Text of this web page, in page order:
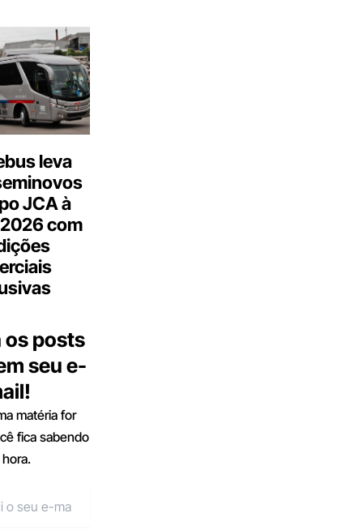
leva
JCA à
com
os posts
seu e-
matéria for
fica sabendo